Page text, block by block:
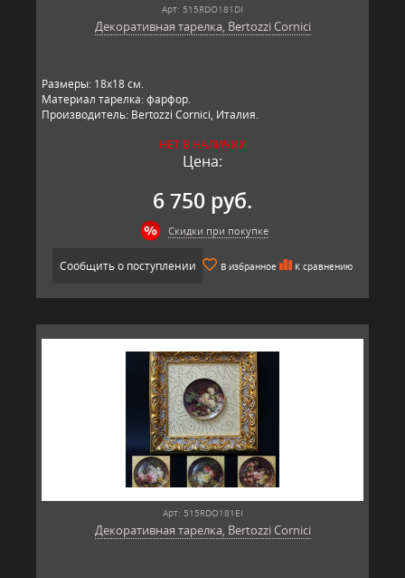
Арт: 515RDO181DI
Декоративная тарелка, Bertozzi Cornici
​Размеры: 18х18 см.
Материал тарелка: фарфор.
Производитель: Bertozzi Cornici, Италия.
НЕТ В НАЛИЧИИ
Цена:
6 750 руб.
Скидки при покупке
Сообщить о поступлении В избранное К сравнению
Арт: 515RDO181EI
Декоративная тарелка, Bertozzi Cornici